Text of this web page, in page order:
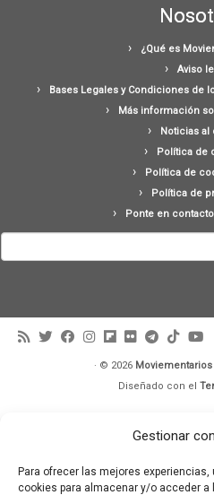
Gestionar
Para ofrecer las mejores
cookies para almacenar y/o acceder a
¿Qué es
Aviso
Bases Legales y Condiciones de
Más información
Noticias al
Política de
Política de
Política de
Ponte en
· © 2026 Moviementarios
Diseñado con el